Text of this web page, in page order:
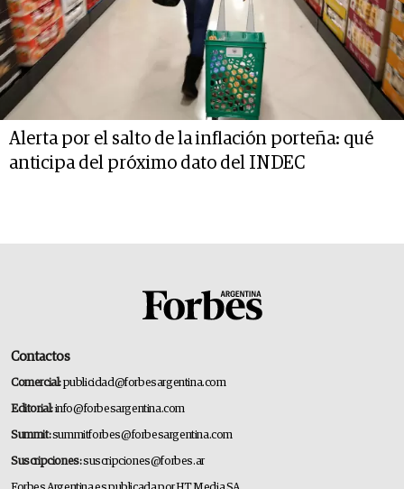
Alerta por el salto de la inflación porteña: qué
anticipa del próximo dato del INDEC
Contactos
Comercial:publicidad@forbesargentina.com
Editorial:info@forbesargentina.com
Summit:summitforbes@forbesargentina.com
Suscripciones:suscripciones@forbes.ar